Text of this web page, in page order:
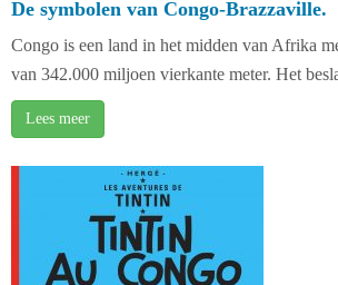
De symbolen van Congo-Brazzaville.
Congo is een land in het midden van Afrika
van 342.000 miljoen vierkante meter. Het
Lees meer